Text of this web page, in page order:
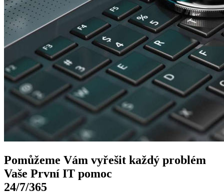
Pomůžeme Vám vyřešit každý problém
Vaše První IT pomoc
24/7/365